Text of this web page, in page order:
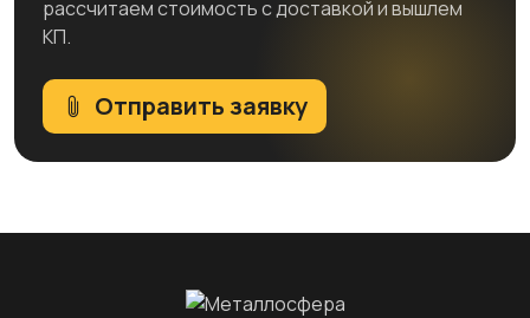
рассчитаем стоимость с доставкой и вышлем
КП.
Отправить заявку